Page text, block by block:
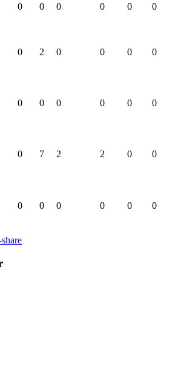
0 0 0 0 0 0
0 2 0 0 0 0
0 0 0 0 0 0
0 7 2 2 0 0
0 0 0 0 0 0